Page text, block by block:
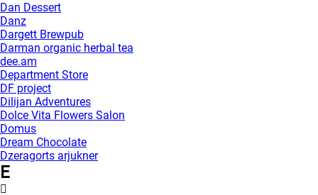
Dan Dessert
Danz
Dargett Brewpub
Darman organic herbal tea
dee.am
Department Store
DF project
Dilijan Adventures
Dolce Vita Flowers Salon
Domus
Dream Chocolate
Dzeragorts arjukner
E